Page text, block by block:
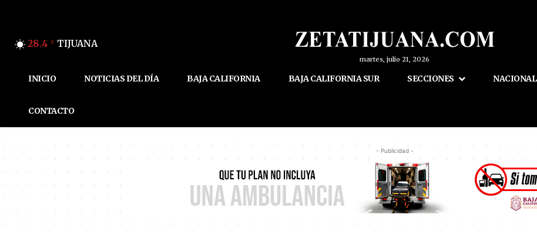
28.4 C TIJUANA
martes, julio 21, 2026
INICIO NOTICIAS DEL DÍA BAJA CALIFORNIA BAJA CALIFORNIA SUR SECCIONES NACIONAL
CONTACTO
- Publicidad -